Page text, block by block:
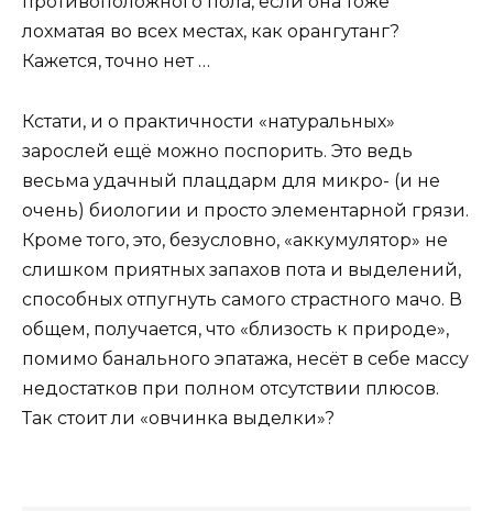
лохматая во всех местах, как орангутанг?
Кажется, точно нет …
Кстати, и о практичности «натуральных»
зарослей ещё можно поспорить. Это ведь
весьма удачный плацдарм для микро- (и не
очень) биологии и просто элементарной грязи.
Кроме того, это, безусловно, «аккумулятор» не
слишком приятных запахов пота и выделений,
способных отпугнуть самого страстного мачо. В
общем, получается, что «близость к природе»,
помимо банального эпатажа, несёт в себе массу
недостатков при полном отсутствии плюсов.
Так стоит ли «овчинка выделки»?